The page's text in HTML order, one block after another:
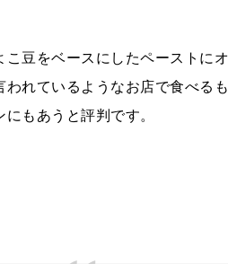
こ豆をベースにしたペーストに
われているようなお店で食べる
もあうと評判です。